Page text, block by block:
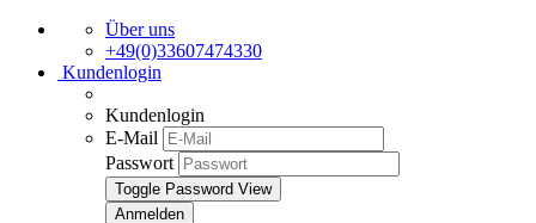
Über uns
+49(0)33607474330
Kundenlogin
Kundenlogin
E-Mail
Passwort
Toggle Password View